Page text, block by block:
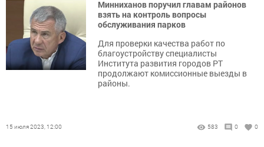
Минниханов поручил главам районов
взять на контроль вопросы
обслуживания парков
Для проверки качества работ по
благоустройству специалисты
Института развития городов РТ
продолжают комиссионные выезды в
районы.
15 июля 2023, 12:00 583 0 0